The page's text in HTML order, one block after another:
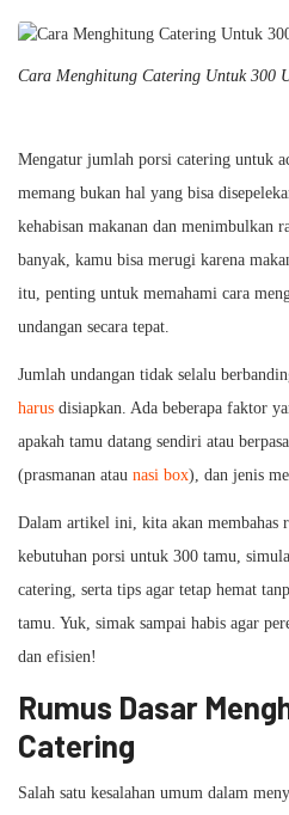
Cara Menghitung Catering Untuk 300
Mengatur jumlah porsi catering untuk
memang bukan hal yang bisa
kehabisan makanan dan menimbulkan
banyak, kamu bisa merugi karena
itu, penting untuk memahami cara
undangan secara tepat.
Jumlah undangan tidak selalu
harus disiapkan. Ada beberapa faktor
apakah tamu datang sendiri atau
(prasmanan atau nasi box), dan jenis
Dalam artikel ini, kita akan membahas
kebutuhan porsi untuk 300 tamu,
catering, serta tips agar tetap hemat
tamu. Yuk, simak sampai habis agar
dan efisien!
Rumus Dasar
Catering
Salah satu kesalahan umum dalam